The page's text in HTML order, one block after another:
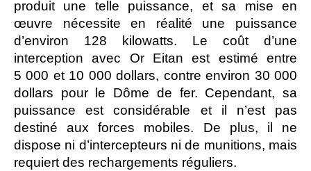
produit une telle puissance, et sa mise en
œuvre nécessite en réalité une puissance
d’environ 128 kilowatts. Le coût d’une
interception avec Or Eitan est estimé entre
5 000 et 10 000 dollars, contre environ 30 000
dollars pour le Dôme de fer. Cependant, sa
puissance est considérable et il n’est pas
destiné aux forces mobiles. De plus, il ne
dispose ni d’intercepteurs ni de munitions, mais
requiert des rechargements réguliers.